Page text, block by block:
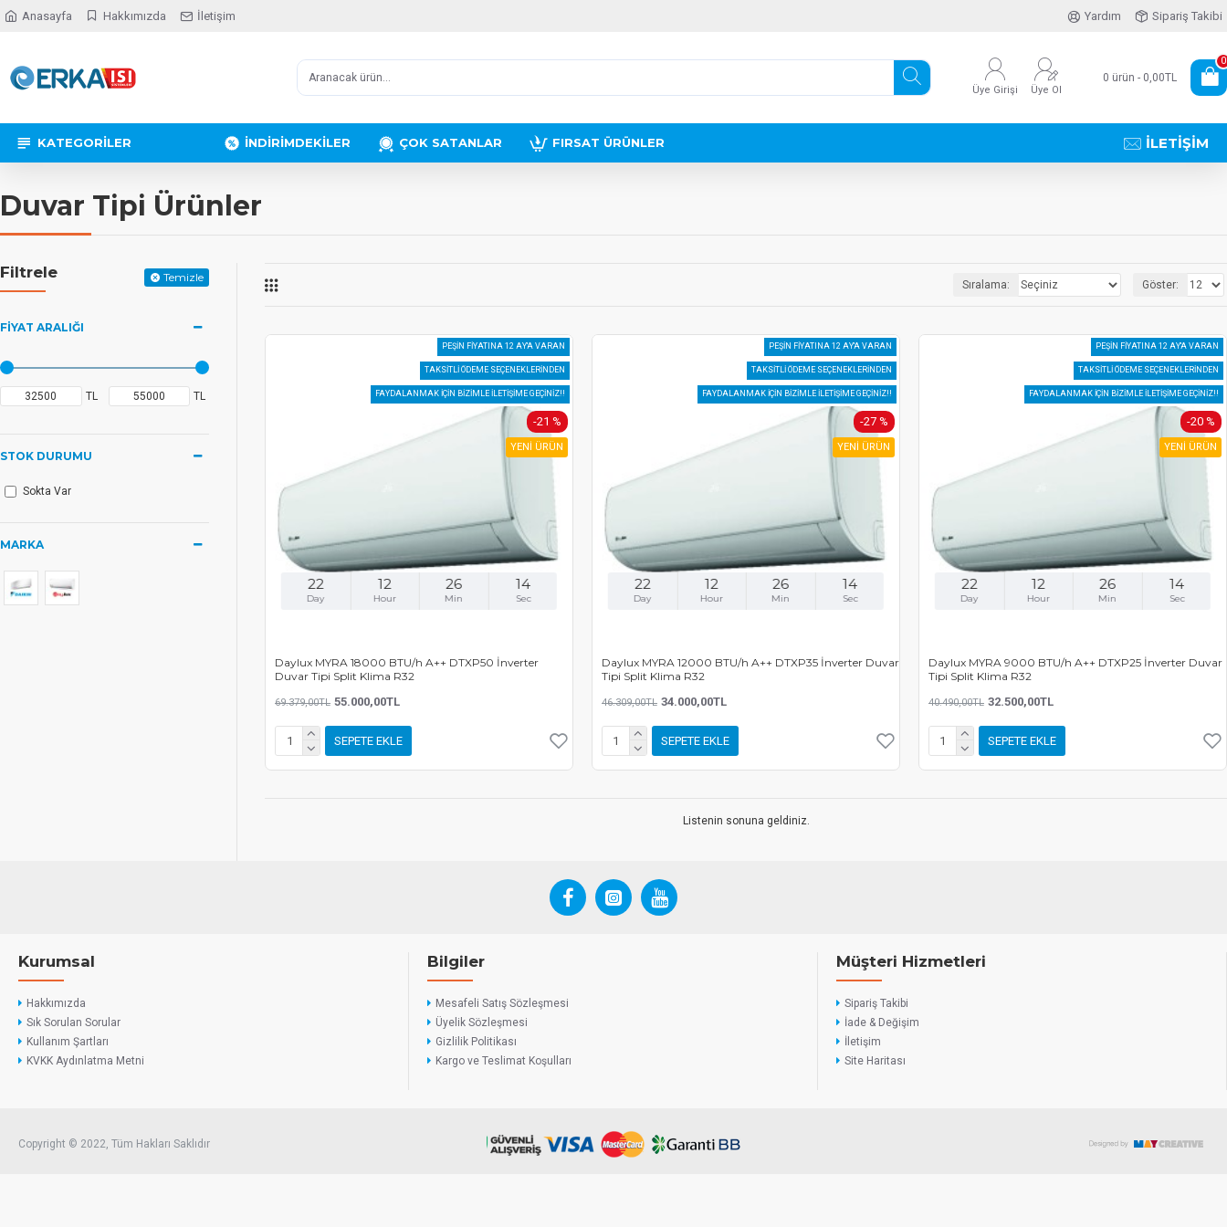
Anasayfa Hakkımızda İletişim Yardım Sipariş Takibi
Üye Girişi Üye Ol
0 ürün - 0,00TL
0
KATEGORILER İNDİRİMDEKİLER ÇOK SATANLAR FIRSAT ÜRÜNLER İLETIŞIM
Duvar Tipi Ürünler
Filtrele Temizle
FIYAT ARALIĞI
TL TL
MARKA
STOK DURUMU
Sokta Var
Sıralama: Göster:
PEŞIN FIYATINA 12 AY'A VARAN
TAKSITLI ÖDEME SEÇENEKLERINDEN
FAYDALANMAK IÇIN BIZIMLE ILETIŞIME GEÇINIZ!!
YENİ ÜRÜN
-21 %
22
Day
12
Hour
26
Min
14
Sec
Daylux MYRA 18000 BTU/h A++ DTXP50 İnverter
Duvar Tipi Split Klima R32
69.379,00TL 55.000,00TL
SEPETE EKLE
PEŞIN FIYATINA 12 AY'A VARAN
TAKSITLI ÖDEME SEÇENEKLERINDEN
FAYDALANMAK IÇIN BIZIMLE ILETIŞIME GEÇINIZ!!
YENİ ÜRÜN
-27 %
22
Day
12
Hour
26
Min
14
Sec
Daylux MYRA 12000 BTU/h A++ DTXP35 İnverter Duvar
Tipi Split Klima R32
46.309,00TL 34.000,00TL
SEPETE EKLE
PEŞIN FIYATINA 12 AY'A VARAN
TAKSITLI ÖDEME SEÇENEKLERINDEN
FAYDALANMAK IÇIN BIZIMLE ILETIŞIME GEÇINIZ!!
YENİ ÜRÜN
-20 %
22
Day
12
Hour
26
Min
14
Sec
Daylux MYRA 9000 BTU/h A++ DTXP25 İnverter Duvar
Tipi Split Klima R32
40.490,00TL 32.500,00TL
SEPETE EKLE
Listenin sonuna geldiniz.
Kurumsal
Hakkımızda
Sık Sorulan Sorular
Kullanım Şartları
KVKK Aydınlatma Metni
Bilgiler
Mesafeli Satış Sözleşmesi
Üyelik Sözleşmesi
Gizlilik Politikası
Kargo ve Teslimat Koşulları
Müşteri Hizmetleri
Sipariş Takibi
İade & Değişim
İletişim
Site Haritası
Copyright © 2022, Tüm Hakları Saklıdır